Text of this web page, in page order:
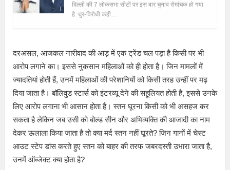
दिल्ली की 7 लोकसभा सीटों पर इस बार चुनाव रोमांचक हो गया
है. धुर-विरोधी कही…
दरअसल, आजकल नारीवाद की आड़ में एक ट्रेंड चल पड़ा है किसी पर भी
आरोप लगाने का। इससे नुकसान महिलाओं को ही होता है। जिन मामलों में
ज्यादतियां होती हैं, उनमें महिलाओं की परेशानियों को किसी तरह उन्हीं पर मढ़
दिया जाता है। बॉलिवुड स्टार्स को इंटरव्यू देने की सहूलियत होती है, इससे उनके
लिए आरोप लगाना भी आसान होता है। स्तन घूरना किसी को भी असहज कर
सकता है लेकिन जब उसी को बोल्ड सीन और अभिव्यक्ति की आजादी का नाम
देकर ऊलाला किया जाता है तो क्या मर्द स्तन नहीं घूरते? जिन गानों में चेस्ट
आउट स्टेप डांस करते हुए स्तन को बाहर की तरफ जबरदस्ती उभारा जाता है,
उनमें ऑब्जेक्ट क्या होता है?